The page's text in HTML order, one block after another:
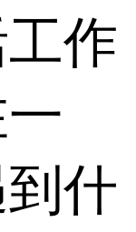
作
什